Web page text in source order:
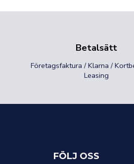
Betalsätt
Företagsfaktura / Klarna /
Leasing
FÖLJ OSS